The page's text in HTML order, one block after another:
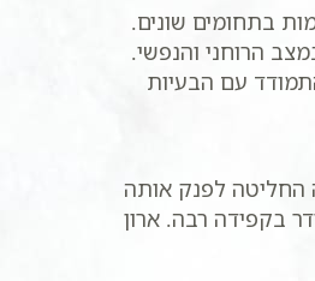
בתחומים שונים.
הרוחני והנפשי.
עם הבעיות
החליטה לפנק אותה
בקפידה רבה. ארון